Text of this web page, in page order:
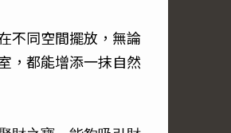
不同空間擺放，無論
，都能增添一抹自然